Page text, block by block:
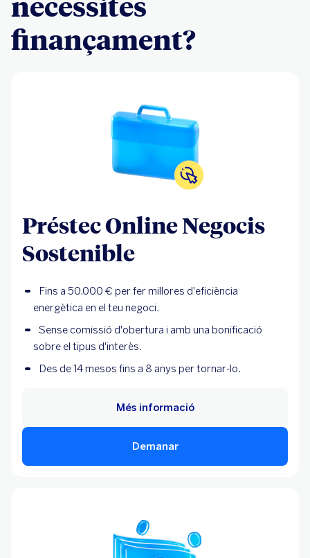
finançament?
Préstec Online Negocis
Sostenible
Fins a 50.000 € per fer millores d'eficiència
energètica en el teu negoci.
Sense comissió d'obertura i amb una bonificació
sobre el tipus d'interès.
Des de 14 mesos fins a 8 anys per tornar-lo.
Demanar
Més informació